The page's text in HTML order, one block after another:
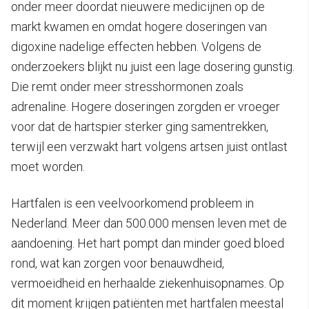
onder meer doordat nieuwere medicijnen op de
markt kwamen en omdat hogere doseringen van
digoxine nadelige effecten hebben. Volgens de
onderzoekers blijkt nu juist een lage dosering gunstig.
Die remt onder meer stresshormonen zoals
adrenaline. Hogere doseringen zorgden er vroeger
voor dat de hartspier sterker ging samentrekken,
terwijl een verzwakt hart volgens artsen juist ontlast
moet worden.
Hartfalen is een veelvoorkomend probleem in
Nederland. Meer dan 500.000 mensen leven met de
aandoening. Het hart pompt dan minder goed bloed
rond, wat kan zorgen voor benauwdheid,
vermoeidheid en herhaalde ziekenhuisopnames. Op
dit moment krijgen patiënten met hartfalen meestal